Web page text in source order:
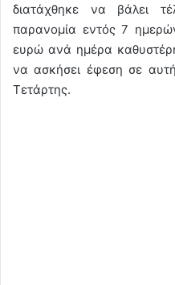
διατάχθηκε να βάλει
παρανομία εντός 7
ευρώ ανά ημέρα
να ασκήσει έφεση σε
Τετάρτης.